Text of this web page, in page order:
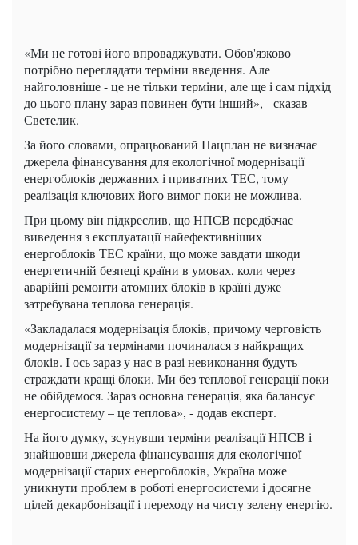
«Ми не готові його впроваджувати. Обов'язково
потрібно переглядати терміни введення. Але
найголовніше - це не тільки терміни, але ще і сам підхід
до цього плану зараз повинен бути інший», - сказав
Светелик.
За його словами, опрацьований Нацплан не визначає
джерела фінансування для екологічної модернізації
енергоблоків державних і приватних ТЕС, тому
реалізація ключових його вимог поки не можлива.
При цьому він підкреслив, що НПСВ передбачає
виведення з експлуатації найефективніших
енергоблоків ТЕС країни, що може завдати шкоди
енергетичній безпеці країни в умовах, коли через
аварійні ремонти атомних блоків в країні дуже
затребувана теплова генерація.
«Закладалася модернізація блоків, причому черговість
модернізації за термінами починалася з найкращих
блоків. І ось зараз у нас в разі невиконання будуть
страждати кращі блоки. Ми без теплової генерації поки
не обійдемося. Зараз основна генерація, яка балансує
енергосистему – це теплова», - додав експерт.
На його думку, зсунувши терміни реалізації НПСВ і
знайшовши джерела фінансування для екологічної
модернізації старих енергоблоків, Україна може
уникнути проблем в роботі енергосистеми і досягне
цілей декарбонізації і переходу на чисту зелену енергію.